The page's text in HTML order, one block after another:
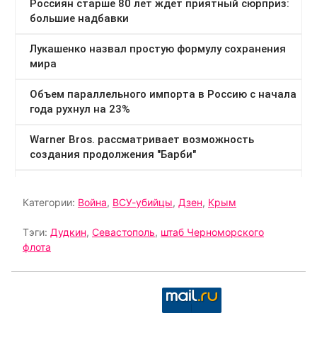
Категории: Война, ВСУ-убийцы, Дзен, Крым
Тэги: Дудкин, Севастополь, штаб Черноморского
флота